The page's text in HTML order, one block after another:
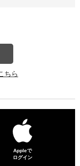
ちら
Appleで
ログイン